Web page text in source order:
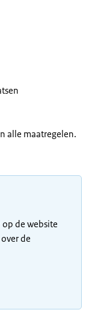
alle maatregelen.
op de website
de